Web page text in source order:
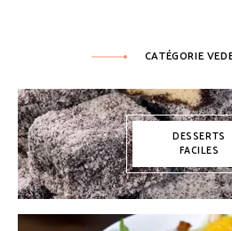
CATÉGORIE
DESSERTS
FACILES